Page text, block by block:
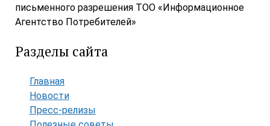
письменного разрешения ТОО «Информационное
Агентство Потребителей»
Разделы сайта
Главная
Новости
Пресс-релизы